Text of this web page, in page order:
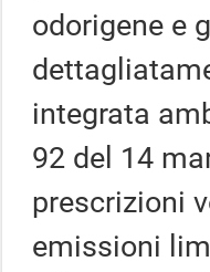
odorigene e
integrata
92 del 14
prescrizioni
emissioni